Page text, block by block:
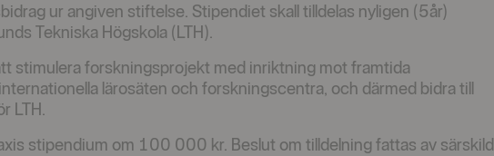
ur angiven stiftelse. Stipendiet skall tilldelas nyligen (5år)
Tekniska Högskola (LTH).
stimulera forskningsprojekt med inriktning mot framtida
lärosäten och forskningscentra, och därmed bidra till
LTH.
stipendium om 100 000 kr. Beslut om tilldelning fattas av särskild